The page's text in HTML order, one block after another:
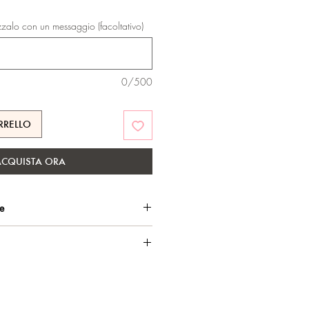
con un messaggio (facoltativo)
0/500
ORA